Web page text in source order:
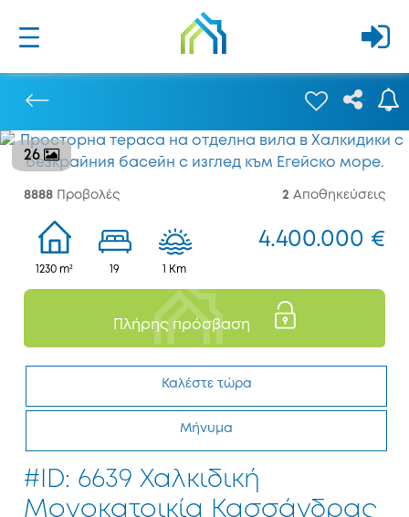
26
8888 Προβολές 2 Αποθηκεύσεις
1230 m² 19 1 Km
4.400.000 €
Πλήρης πρόσβαση
Καλέστε τώρα
Μήνυμα
#ID: 6639 Χαλκιδική
Μονοκατοικία Κασσάνδρας